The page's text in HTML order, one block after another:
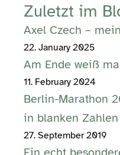
Zuletzt im
Axel Czech –
22. January 2025
Am Ende weiß
11. February 2024
Berlin-Marathon
in blanken Zahlen
27. September 2019